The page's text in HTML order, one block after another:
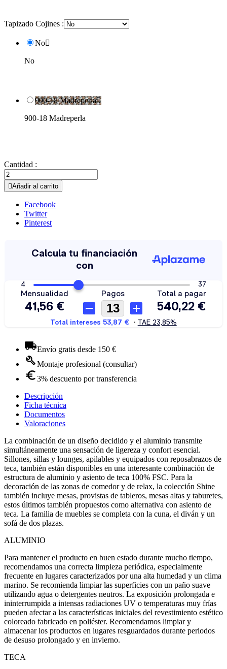
Tapizado Cojines :
No
No
900-18 Madreperla
900-18 Madreperla
Cantidad :
Añadir al carrito
Facebook
Twitter
Pinterest
Envío gratis desde 150 €
Montaje profesional (consultar)
3% descuento por transferencia
Descripción
Ficha técnica
Documentos
Valoraciones
La combinación de un diseño decidido y el aluminio transmite
simultáneamente una sensación de ligereza y confort esencial.
Sillones, sillas y lounges, apilables y equipados con reposabrazos de
teca, también están disponibles en una interesante combinación de
estructura de aluminio y asiento de teca 100% FSC. Para la
decoración de las zonas de comedor y de relax, la colección Shine
también incluye mesas, provistas de tableros, mesas altas y taburetes,
estos últimos también propuestos como alternativa con asiento de
teca. La familia de muebles se completa con la cuna, el diván y un
sofá de dos plazas.
ALUMINIO
Para mantener el producto en buen estado durante mucho tiempo,
recomendamos una correcta limpieza periódica, especialmente
frecuente en lugares caracterizados por una alta humedad y un clima
marino. Se recomienda limpiar las superficies con un paño suave
utilizando agua o detergentes neutros. La exposición prolongada e
ininterrumpida a intensas radiaciones UV o temperaturas muy frías
pueden afectar a las características iniciales del revestimiento estético
coloreado fabricado en poliéster. Recomendamos limpiar y
almacenar los productos en lugares resguardados durante periodos
de desuso prolongado y en invierno.
TECA